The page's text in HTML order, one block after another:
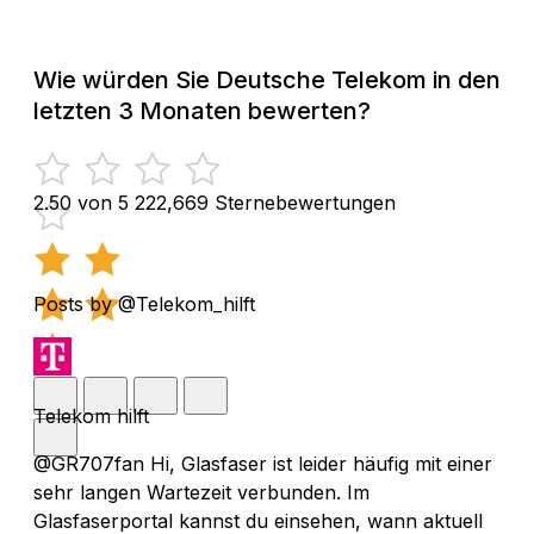
Wie würden Sie Deutsche Telekom in den
letzten 3 Monaten bewerten?
2.50 von 5 222,669 Sternebewertungen
Posts by @Telekom_hilft
Telekom hilft
@GR707fan Hi, Glasfaser ist leider häufig mit einer
sehr langen Wartezeit verbunden. Im
Glasfaserportal kannst du einsehen, wann aktuell